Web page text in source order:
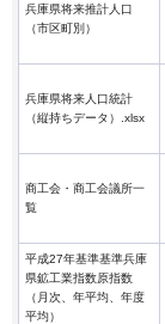
兵庫県将来推計人口
（市区町別）
兵庫県将来人口統計
（縦持ちデータ）.xlsx
商工会・商工会議所一
覧
平成27年基準基準兵庫
県鉱工業指数原指数
（月次、年平均、年度
平均）